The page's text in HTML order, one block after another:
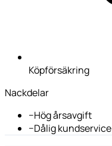
Köpförsäkring
Nackdelar
−Hög årsavgift
−Dålig kundservice